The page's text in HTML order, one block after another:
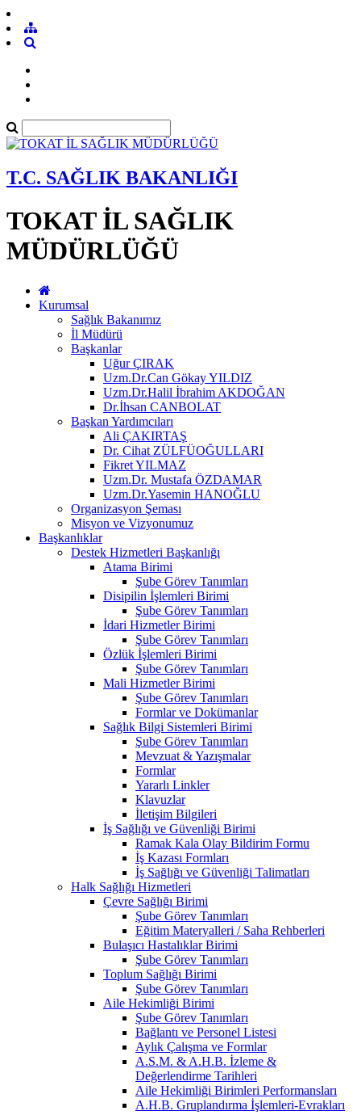
T.C. SAĞLIK BAKANLIĞI
TOKAT İL SAĞLIK
MÜDÜRLÜĞÜ
Kurumsal
Sağlık Bakanımız
İl Müdürü
Başkanlar
Uğur ÇIRAK
Uzm.Dr.Can Gökay YILDIZ
Uzm.Dr.Halil İbrahim AKDOĞAN
Dr.İhsan CANBOLAT
Başkan Yardımcıları
Ali ÇAKIRTAŞ
Dr. Cihat ZÜLFÜOĞULLARI
Fikret YILMAZ
Uzm.Dr. Mustafa ÖZDAMAR
Uzm.Dr.Yasemin HANOĞLU
Organizasyon Şeması
Misyon ve Vizyonumuz
Başkanlıklar
Destek Hizmetleri Başkanlığı
Atama Birimi
Şube Görev Tanımları
Disipilin İşlemleri Birimi
Şube Görev Tanımları
İdari Hizmetler Birimi
Şube Görev Tanımları
Özlük İşlemleri Birimi
Şube Görev Tanımları
Mali Hizmetler Birimi
Şube Görev Tanımları
Formlar ve Dokümanlar
Sağlık Bilgi Sistemleri Birimi
Şube Görev Tanımları
Mevzuat & Yazışmalar
Formlar
Yararlı Linkler
Klavuzlar
İletişim Bilgileri
İş Sağlığı ve Güvenliği Birimi
Ramak Kala Olay Bildirim Formu
İş Kazası Formları
İş Sağlığı ve Güvenliği Talimatları
Halk Sağlığı Hizmetleri
Çevre Sağlığı Birimi
Şube Görev Tanımları
Eğitim Materyalleri / Saha Rehberleri
Bulaşıcı Hastalıklar Birimi
Şube Görev Tanımları
Toplum Sağlığı Birimi
Şube Görev Tanımları
Aile Hekimliği Birimi
Şube Görev Tanımları
Bağlantı ve Personel Listesi
Aylık Çalışma ve Formlar
A.S.M. & A.H.B. İzleme &
Değerlendirme Tarihleri
Aile Hekimliği Birimleri Performansları
A.H.B. Gruplandırma İşlemleri-Evrakları